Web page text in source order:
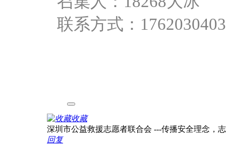
联系方式：
收藏
深圳市公益救援志愿者联合会 ---传播安全理念，
回复